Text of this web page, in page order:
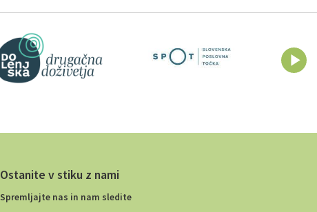
Ostanite v stiku z nami
Spremljajte nas in nam sledite